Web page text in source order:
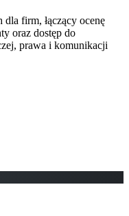
firm, łączący ocenę
oraz dostęp do
prawa i komunikacji